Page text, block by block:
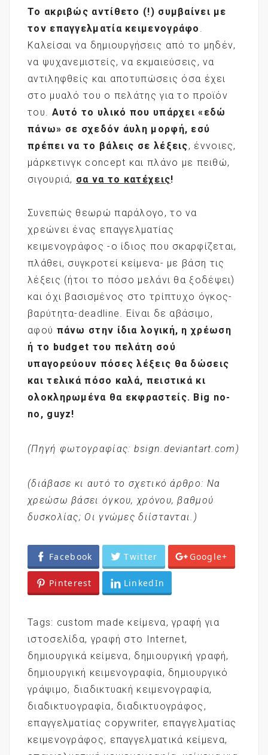
Το ακριβώς αντίθετο (!) συμβαίνει με
τον επαγγελματία κειμενογράφο
Καλείσαι να δημιουργήσεις από το μηδέν,
να ψυχανεμιστείς, να εκμαιεύσεις, να
αντιληφθείς και αποτυπώσεις όσα έχει
στο μυαλό του ο πελάτης για το προϊόν
του. Αυτό το υλικό που υπάρχει «εδώ
πάνω» σε σχεδόν άυλη μορφή, εσύ
πρέπει να το βάλεις σε λέξεις, έννοιες,
μάρκετινγκ concept και πλάνο με πειθώ,
σιγουριά, σα να το κατέχεις!
Συνεπώς θεωρώ παράλογο, το να
χρεώνει ένας επαγγελματίας
κειμενογράφος -ο ίδιος που σκαρφίζεται,
πλάθει, συγκροτεί κείμενα- με βάση τις
λέξεις (ήτοι το πόσο μελάνι θα ξοδέψει)
και όχι βασισμένος στο τρίπτυχο όγκος-
βαρύτητα-deadline
. Είναι δε αβάσιμο,
αφού πάνω στην ίδια λογική, η χρέωση
ή το budget του πελάτη σού
υπαγορεύουν πόσες λέξεις θα δώσεις
και τελικά πόσο καλά, πειστικά κι
ολοκληρωμένα θα εκφραστείς. Big no-
no , guyz!
(Πηγή φωτογραφίας: bsign.deviantart.com)
(διάβασε κι αυτό το σχετικό άρθρο: Να
χρεώσω βάσει όγκου, χρόνου, βαθμού
δυσκολίας; Οι γνώμες διίστανται. )
Facebook Twitter Google+
Pinterest LinkedIn
Tags: custom made κείμενα,γραφή για
ιστοσελίδα, γραφή στο Internet,
δημιουργικά κείμενα, δημιουργική γραφή,
δημιουργική κειμενογραφία, δημιουργικό
γράψιμο, διαδικτυακή κειμενογραφία,
διαδικτυογραφία, διαδικτυογράφος ,
επαγγελματίας copywriter, επαγγελματίας
κειμενογράφος, επαγγελματικά κείμενα,